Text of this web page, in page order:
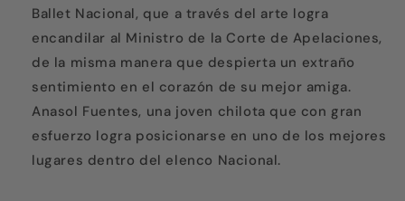
Ballet Nacional, que a través del arte logra
encandilar al Ministro de la Corte de Apelaciones,
de la misma manera que despierta un extraño
sentimiento en el corazón de su mejor amiga.
Anasol Fuentes, una joven chilota que con gran
esfuerzo logra posicionarse en uno de los mejores
lugares dentro del elenco Nacional.